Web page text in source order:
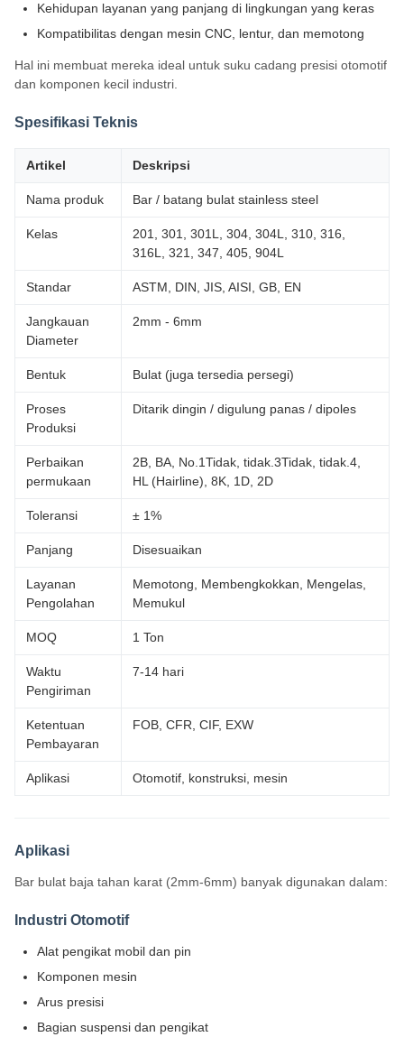
Kehidupan layanan yang panjang di lingkungan yang keras
Kompatibilitas dengan mesin CNC, lentur, dan memotong
Hal ini membuat mereka ideal untuk suku cadang presisi otomotif
dan komponen kecil industri.
Spesifikasi Teknis
Artikel Deskripsi
Nama produk Bar / batang bulat stainless steel
Kelas
201, 301, 301L, 304, 304L, 310, 316,
316L, 321, 347, 405, 904L
Standar ASTM, DIN, JIS, AISI, GB, EN
Jangkauan
Diameter
2mm - 6mm
Bentuk Bulat (juga tersedia persegi)
Proses
Produksi
Ditarik dingin / digulung panas / dipoles
Perbaikan
permukaan
2B, BA, No.1Tidak, tidak.3Tidak, tidak.4,
HL (Hairline), 8K, 1D, 2D
Toleransi ± 1%
Panjang Disesuaikan
Layanan
Pengolahan
Memotong, Membengkokkan, Mengelas,
Memukul
MOQ 1 Ton
Waktu
Pengiriman
7-14 hari
Ketentuan
Pembayaran
FOB, CFR, CIF, EXW
Aplikasi Otomotif, konstruksi, mesin
Aplikasi
Bar bulat baja tahan karat (2mm-6mm) banyak digunakan dalam:
Industri Otomotif
Alat pengikat mobil dan pin
Komponen mesin
Arus presisi
Bagian suspensi dan pengikat